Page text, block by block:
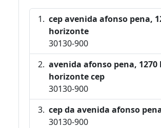
cep avenida afonso pena,
horizonte
30130-900
avenida afonso pena, 1270
horizonte cep
30130-900
cep da avenida afonso
30130-900